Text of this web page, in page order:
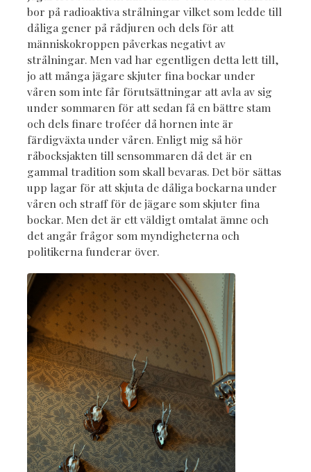
bor på radioaktiva strålningar vilket som ledde till
dåliga gener på rådjuren och dels för att
människokroppen påverkas negativt av
strålningar. Men vad har egentligen detta lett till,
jo att många jägare skjuter fina bockar under
våren som inte får förutsättningar att avla av sig
under sommaren för att sedan få en bättre stam
och dels finare troféer då hornen inte är
färdigväxta under våren. Enligt mig så hör
råbocksjakten till sensommaren då det är en
gammal tradition som skall bevaras. Det bör sättas
upp lagar för att skjuta de dåliga bockarna under
våren och straff för de jägare som skjuter fina
bockar. Men det är ett väldigt omtalat ämne och
det angår frågor som myndigheterna och
politikerna funderar över.